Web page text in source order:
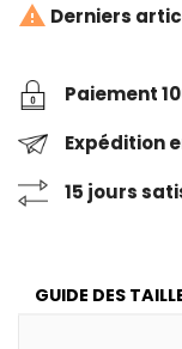
 Derniers
Paiement
Expédition
15 jours
GUIDE DES